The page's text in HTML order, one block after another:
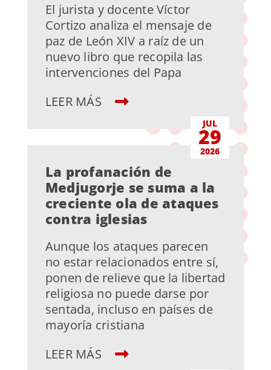
El jurista y docente Víctor
Cortizo analiza el mensaje de
paz de León XIV a raíz de un
nuevo libro que recopila las
intervenciones del Papa
LEER MÁS
JUL
29
2026
La profanación de
Medjugorje se suma a la
creciente ola de ataques
contra iglesias
Aunque los ataques parecen
no estar relacionados entre sí,
ponen de relieve que la libertad
religiosa no puede darse por
sentada, incluso en países de
mayoría cristiana
LEER MÁS